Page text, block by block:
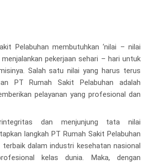
Pelabuhan membutuhkan ‘nilai – nilai
menjalankan pekerjaan sehari – hari untuk
Salah satu nilai yang harus terus
PT Rumah Sakit Pelabuhan adalah
pelayanan yang profesional dan
dan menjunjung tata nilai
langkah PT Rumah Sakit Pelabuhan
terbaik dalam industri kesehatan nasional
kelas dunia. Maka, dengan